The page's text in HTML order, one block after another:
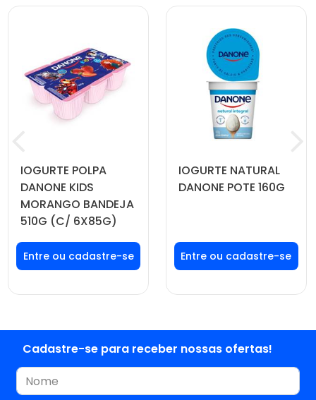
IOGURTE POLPA
DANONE KIDS
MORANGO BANDEJA
510G (C/ 6X85G)
Faça seu login ou
cadastre-se para
ver preços e
IOGURTE NATURAL
DANONE POTE 160G
Faça seu login ou
cadastre-se para
ver preços e
Cadastre-se para receber nossas ofertas!